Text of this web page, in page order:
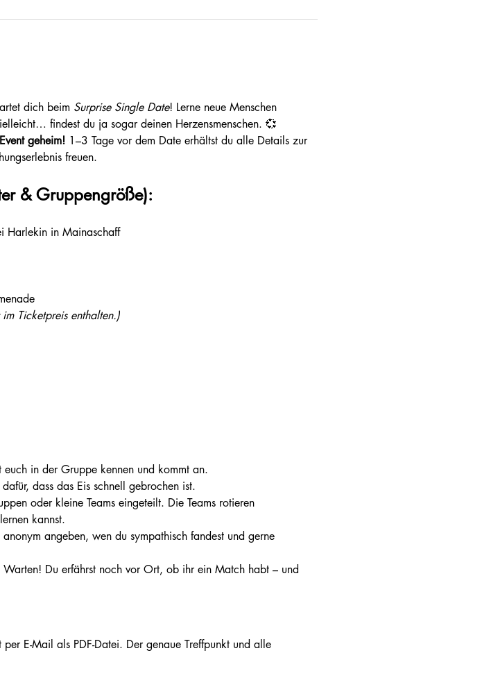
dich beim Surprise Single Date! Lerne neue Menschen
findest du ja sogar deinen Herzensmenschen. 💞
geheim! 1–3 Tage vor dem Date erhältst du alle Details zur
freuen.
& Gruppengröße):
Harlekin in Mainaschaff
Ticketpreis enthalten.)
euch in der Gruppe kennen und kommt an.
dass das Eis schnell gebrochen ist.
oder kleine Teams eingeteilt. Die Teams rotieren
kannst.
angeben, wen du sympathisch fandest und gerne
Warten! Du erfährst noch vor Ort, ob ihr ein Match habt – und
E-Mail als PDF-Datei. Der genaue Treffpunkt und alle